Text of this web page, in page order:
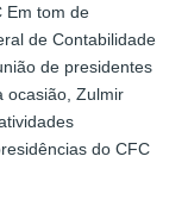
Em tom de
de Contabilidade
de presidentes
ocasião, Zulmir
do CFC